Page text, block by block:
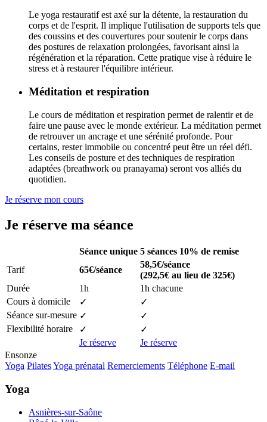
Le yoga restauratif est axé sur la détente, la restauration du
corps et de l'esprit. Il implique l'utilisation de supports tels que
des coussins et des couvertures pour soutenir le corps dans
des postures de relaxation prolongées, favorisant ainsi la
régénération et la réparation. Cette pratique vise à réduire le
stress et à restaurer l'équilibre intérieur.
Méditation et respiration
Le cours de méditation et respiration permet de ralentir et de
faire une pause avec le monde extérieur. La méditation permet
de retrouver un ancrage et une sérénité profonde. Pour
certains, rester immobile ou concentré peut être un réel défi.
Les conseils de posture et des techniques de respiration
adaptées (breathwork ou pranayama) seront vos alliés du
quotidien.
Je réserve mon cours
Je réserve ma séance
Séance unique 5 séances 10% de remise
Tarif
65€/séance
58,5€/séance
(292,5€ au lieu de 325€)
Durée
1h
1h chacune
Cours à domicile
✓
✓
Séance sur-mesure ✓
✓
Flexibilité horaire
✓
✓
Je réserve
Je réserve
Ensonze
Yoga PilatesYoga prénatal Remerciements Téléphone E-mail
Yoga
Asnières-sur-Saône